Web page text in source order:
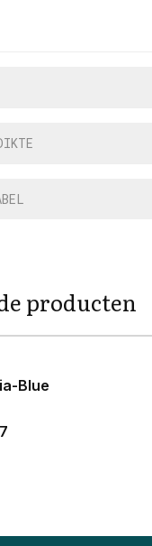
producten
Blue
€ 109,95.
price is € 76,97.